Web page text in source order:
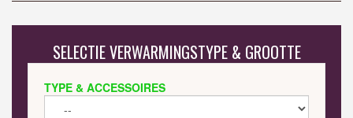
SELECTIE VERWARMINGSTYPE & GROOTTE
TYPE & ACCESSOIRES